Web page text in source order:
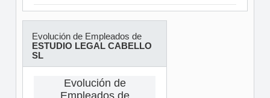
Evolución de Empleados de
ESTUDIO LEGAL CABELLO
SL
Evolución de
Empleados de